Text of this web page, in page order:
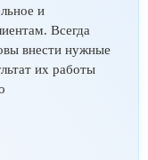
и
Всегда
внести нужные
их работы